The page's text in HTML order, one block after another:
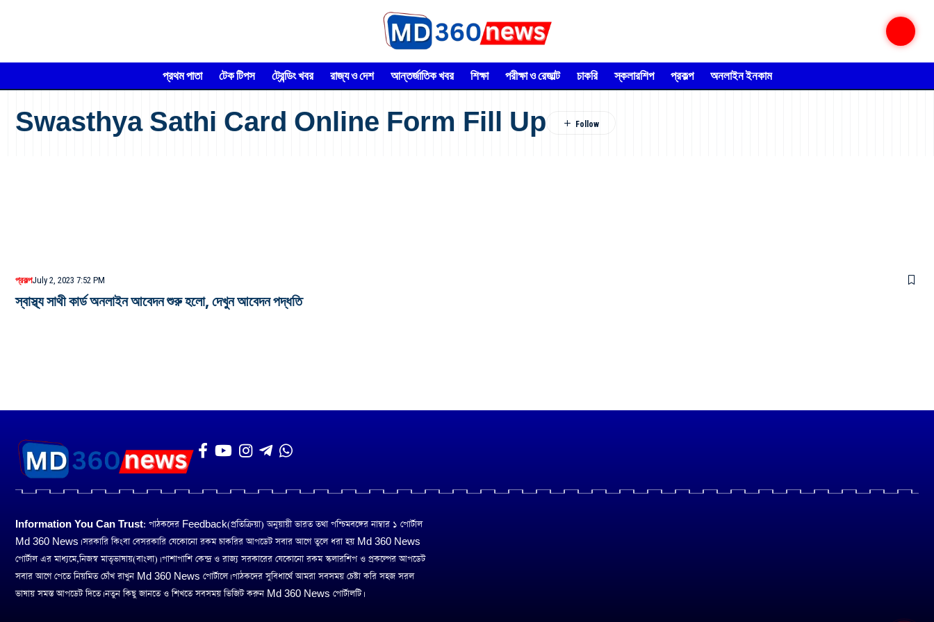
প্রথম পাতা টেক টিপস ট্রেন্ডিং খবর রাজ্য ও দেশ আন্তর্জাতিক খবর শিক্ষা পরীক্ষা ও রেজাল্ট চাকরি স্কলারশিপ প্রকল্প অনলাইন ইনকাম
Swasthya Sathi Card Online Form Fill Up
প্রকল্পJuly 2, 2023 7:52 PM
স্বাস্থ্য সাথী কার্ড অনলাইন আবেদন শুরু হলো, দেখুন আবেদন পদ্ধতি
Information You Can Trust: পাঠকদের Feedback(প্রতিক্রিয়া) অনুয়ায়ী ভারত তথা পশ্চিমবঙ্গের নাম্বার ১ পোর্টাল
Md 360 News। সরকারি কিংবা বেসরকারি যেকোনো রকম চাকরির আপডেট সবার আগে তুলে ধরা হয় Md 360 News
পোর্টাল এর মাধ্যমে,নিজস্ব মাতৃভাষায়(বাংলা)। পাশাপাশি কেন্দ্র ও রাজ্য সরকারের যেকোনো রকম স্কলারশিপ ও প্রকল্পের আপডেট
সবার আগে পেতে নিয়মিত চোঁখ রাখুন Md 360 News পোর্টালে। পাঠকদের সুবিধার্থে আমরা সবসময় চেষ্টা করি সহজ সরল
ভাষায় সমস্ত আপডেট দিতে। নতুন কিছু জানতে ও শিখতে সবসময় ভিজিট করুন Md 360 News পোর্টালটি।